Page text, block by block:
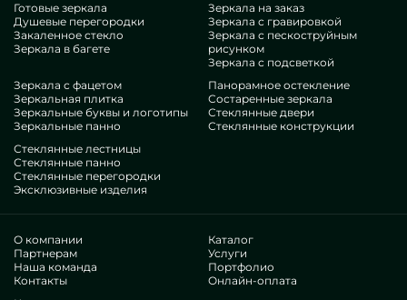
Готовые зеркала
Душевые перегородки
Закаленное стекло
Зеркала в багете
Зеркала на заказ
Зеркала с гравировкой
Зеркала с пескоструйным
рисунком
Зеркала с подсветкой
Зеркала с фацетом
Зеркальная плитка
Зеркальные буквы и логотипы
Зеркальные панно
Панорамное остекление
Состаренные зеркала
Стеклянные двери
Стеклянные конструкции
Стеклянные лестницы
Стеклянные панно
Стеклянные перегородки
Эксклюзивные изделия
О компании
Партнерам
Наша команда
Контакты
Каталог
Услуги
Портфолио
Онлайн-оплата